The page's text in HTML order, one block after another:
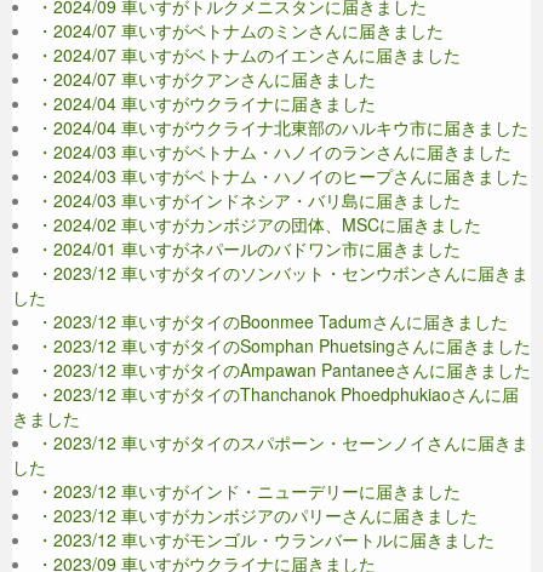
・2024/09 車いすがトルクメニスタンに届きました
・2024/07 車いすがベトナムのミンさんに届きました
・2024/07 車いすがベトナムのイエンさんに届きました
・2024/07 車いすがクアンさんに届きました
・2024/04 車いすがウクライナに届きました
・2024/04 車いすがウクライナ北東部のハルキウ市に届きました
・2024/03 車いすがベトナム・ハノイのランさんに届きました
・2024/03 車いすがベトナム・ハノイのヒープさんに届きました
・2024/03 車いすがインドネシア・バリ島に届きました
・2024/02 車いすがカンボジアの団体、MSCに届きました
・2024/01 車いすがネパールのバドワン市に届きました
・2023/12 車いすがタイのソンバット・センウボンさんに届きま
した
・2023/12 車いすがタイのBoonmee Tadumさんに届きました
・2023/12 車いすがタイのSomphan Phuetsingさんに届きました
・2023/12 車いすがタイのAmpawan Pantaneeさんに届きました
・2023/12 車いすがタイのThanchanok Phoedphukiaoさんに届
きました
・2023/12 車いすがタイのスパポーン・セーンノイさんに届きま
した
・2023/12 車いすがインド・ニューデリーに届きました
・2023/12 車いすがカンボジアのパリーさんに届きました
・2023/12 車いすがモンゴル・ウランバートルに届きました
・2023/09 車いすがウクライナに届きました